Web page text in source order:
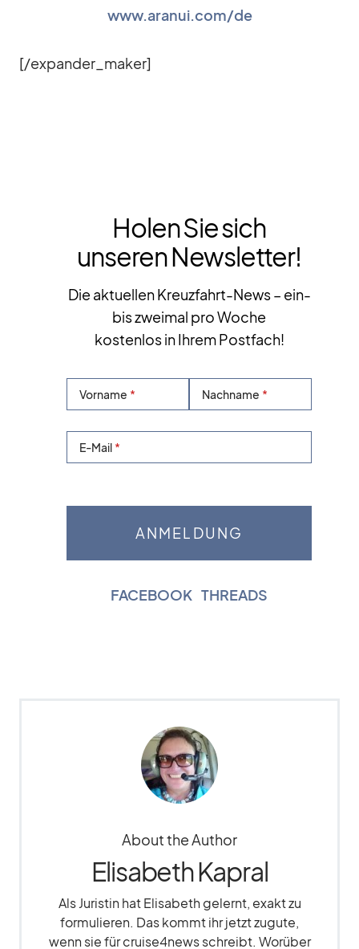
www.aranui.com/de
[/​expander_​maker]
Holen Sie sich
unseren Newsletter!
Die aktuellen Kreuzfahrt-News – ein-
bis zweimal pro Woche
kostenlos in Ihrem Postfach!
Vorname Nachname
E-Mail
FACEBOOK THREADS
About the Author
Elisabeth Kapral
Als Juristin hat Elisabeth gelernt, exakt zu
formulieren. Das kommt ihr jetzt zugute,
wenn sie für cruise4news schreibt. Worüber